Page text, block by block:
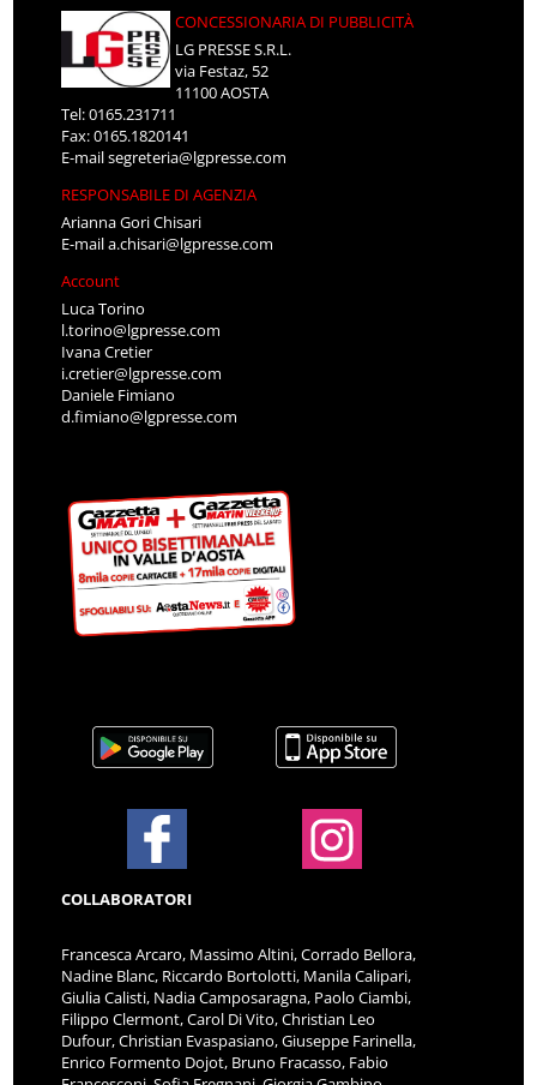
CONCESSIONARIA DI PUBBLICITÀ
LG PRESSE S.R.L.
via Festaz, 52
11100 AOSTA
Tel: 0165.231711
Fax: 0165.1820141
E-mailsegreteria@lgpresse.com
RESPONSABILE DI AGENZIA
Arianna Gori Chisari
E-maila.chisari@lgpresse.com
Account
Luca Torino
l.torino@lgpresse.com
Ivana Cretier
i.cretier@lgpresse.com
Daniele Fimiano
d.fimiano@lgpresse.com
COLLABORATORI
Francesca Arcaro, Massimo Altini, Corrado Bellora,
Nadine Blanc, Riccardo Bortolotti, Manila Calipari,
Giulia Calisti, Nadia Camposaragna, Paolo Ciambi,
Filippo Clermont, Carol Di Vito, Christian Leo
Dufour, Christian Evaspasiano, Giuseppe Farinella,
Enrico Formento Dojot, Bruno Fracasso, Fabio